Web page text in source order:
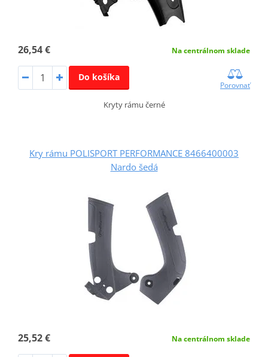
26,54 € Na centrálnom sklade
Do košíka
Porovnať
Kryty rámu černé
Kry rámu POLISPORT PERFORMANCE 8466400003
Nardo šedá
25,52 € Na centrálnom sklade